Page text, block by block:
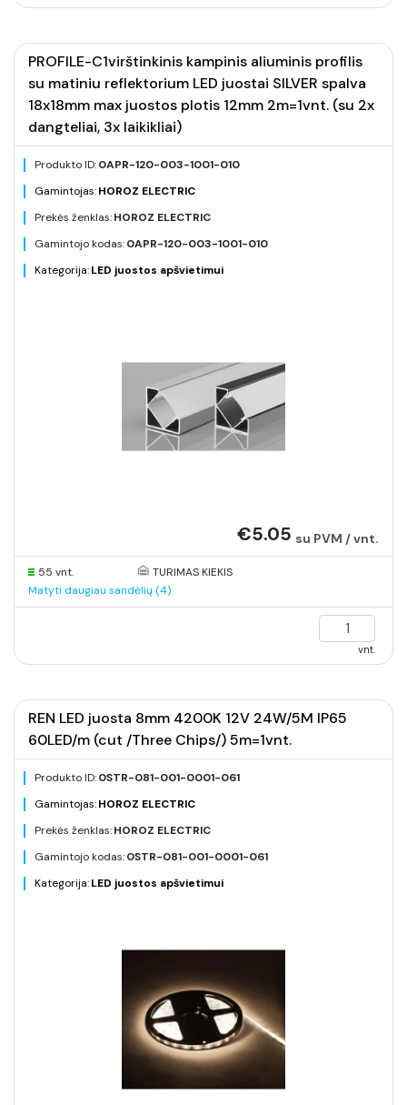
PROFILE-C1virštinkinis kampinis aliuminis profilis
su matiniu reflektorium LED juostai SILVER spalva
18x18mm max juostos plotis 12mm 2m=1vnt. (su 2x
dangteliai, 3x laikikliai)
Produkto ID:0APR-120-003-1001-010
Gamintojas:HOROZ ELECTRIC
Prekės ženklas:HOROZ ELECTRIC
Gamintojo kodas:0APR-120-003-1001-010
Kategorija:LED juostos apšvietimui
€5.05 su PVM / vnt.
55 vnt.
TURIMAS KIEKIS
Matyti daugiau sandėlių (4)
vnt.
REN LED juosta 8mm 4200K 12V 24W/5M IP65
60LED/m (cut /Three Chips/) 5m=1vnt.
Produkto ID:0STR-081-001-0001-061
Gamintojas:HOROZ ELECTRIC
Prekės ženklas:HOROZ ELECTRIC
Gamintojo kodas:0STR-081-001-0001-061
Kategorija:LED juostos apšvietimui